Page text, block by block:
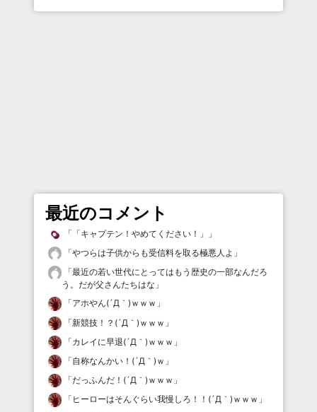
最近のコメント
「 「キャプテン！やめてください！」
」
「やつらは子供からも受信料を取る極悪人よ 」
「最近の若い世代にとってはもう歴史の一部なんだろ
う。だが父さんたちはな 」
「アホやん(´Д｀)ｗｗｗ 」
「新競技！？(´Д｀)ｗｗｗ 」
「カレイに早退(´Д｀)ｗｗｗ 」
「自称なんかい！(´Д｀)ｗ 」
「だっふんだ！(´Д｀)ｗｗｗ 」
「 ヒーローはそんぐらい我慢しろ！！(´Д｀)ｗｗｗ 」